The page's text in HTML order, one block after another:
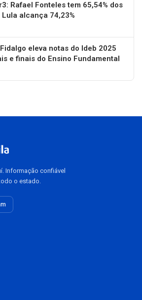
Rafael Fonteles tem 65,54% dos
alcança 74,23%
eleva notas do Ideb 2025
e finais do Ensino Fundamental
Informação confiável
o estado.